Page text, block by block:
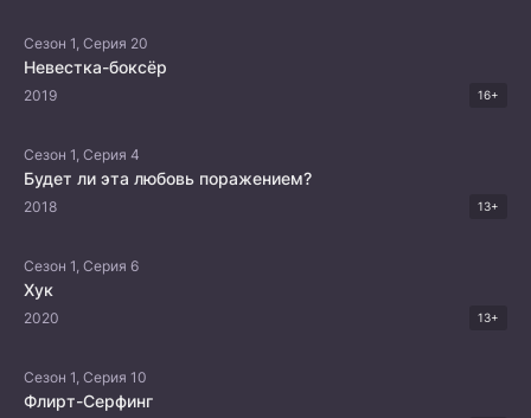
Сезон 1, Серия 20
Невестка-боксёр
2019 16+
Сезон 1, Серия 4
Будет ли эта любовь поражением?
2018 13+
Сезон 1, Серия 6
Хук
2020 13+
Сезон 1, Серия 10
Флирт-Серфинг